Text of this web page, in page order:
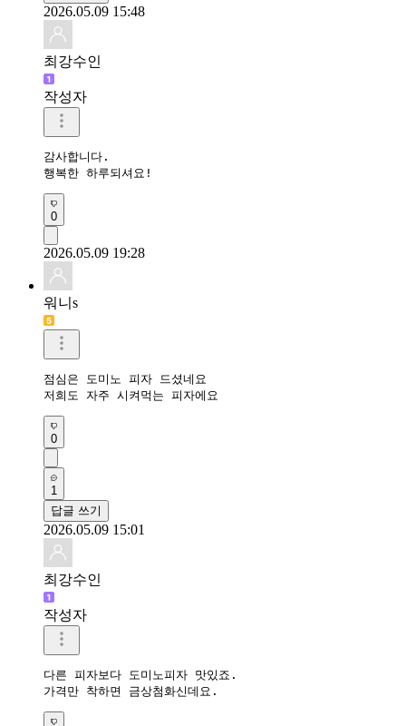
2026.05.09 15:48
최강수인
작성자
감사합니다.
행복한 하루되셔요!
0
2026.05.09 19:28
워니s
점심은 도미노 피자 드셨네요
저희도 자주 시켜먹는 피자에요
0
1
답글 쓰기
2026.05.09 15:01
최강수인
작성자
다른 피자보다 도미노피자 맛있죠.
가격만 착하면 금상첨화신데요.